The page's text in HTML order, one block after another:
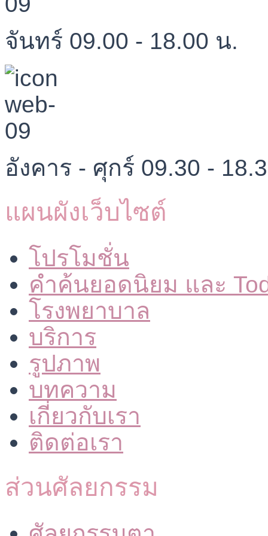
จันทร์ 09.00 - 18.00 น.
อังคาร - ศุกร์ 09.30 -
แผนผังเว็บไซต์
โปรโมชั่น
คำค้นยอดนิยม และ
โรงพยาบาล
บริการ
รูปภาพ
บทความ
เกี่ยวกับเรา
ติดต่อเรา
ส่วนศัลยกรรม